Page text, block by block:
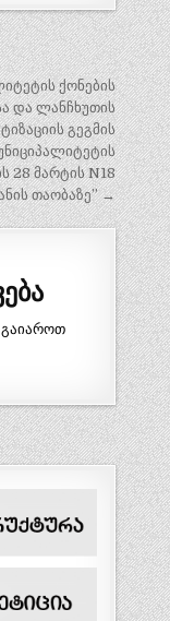
ქონების
და ლანჩხუთის
გეგმის
28 მარტის N18
თაობაზე” →